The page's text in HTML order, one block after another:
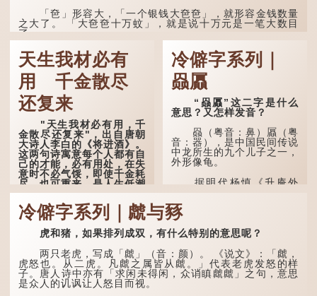
「夿」形​​容大，「一个银钱大夿夿」，就形容金钱数量
之大了。 「大夿夿十万蚊」，就是说十万元是一笔大数目
了。...
天生我材必有
用 千金散尽
还复来
"天生我材必有用，千
金散尽还复来"，出自唐朝
大诗人李白的《将进酒》。
这两句诗寓意每个人都有自
己的才能，必有用处，在失
意时不必气馁，即使千金耗
尽，也可重来，是人生低潮
时激励向上的名句。
原诗写道："人生得意
须尽欢，莫使金樽空对月。
天生我材必有用，千金散尽
会须一饮三百杯。" 意思是
说：上天给了我才能，必然
有用到的地方；即使千金散
去，也终会重新得到。
冷僻字系列｜
赑屭
“赑屭”这二字是什么
意思？又怎样发音？
赑（粤音：鼻）屭（粤
音：器），是中国民间传说
中龙所生的九个儿子之一，
外形像龟。
据明代杨慎《升庵外
集》记载，龙生九子的次序
排列为：赑屭、螭吻、蒲
牢、狴犴、饕餮、蚣蝮、睚
眦、狻猊、椒图（此为其中
一种说法）。
龙九子外形与能力各有
不同，其中，赑屭原形像
龟，因为能负重，多作为碑
座，有“碑下...
冷僻字系列｜虤与豩
虎和猪，如果排列成双，有什么特别的意思呢？
两只老虎，写成「虤」（音：颜）。 《说文》：「虤，
虎怒也。从二虎。凡虤之属皆从虤。」代表老虎发怒的样
子。唐人诗中亦有「求闲未得闲，众诮瞋虤虤」之句，意思
是众人的讥讽让人怒目而视。